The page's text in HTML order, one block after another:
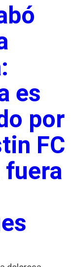
es
por
FC
fuera